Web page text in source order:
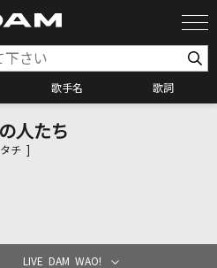
歌手名 歌詞
オケ検索
リクエスト
人たち
チ ]
LIVE DAM WAO!